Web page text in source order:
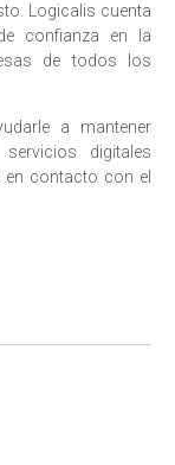
Logicalis cuenta
confianza en la
de todos los
a mantener
digitales
contacto con el